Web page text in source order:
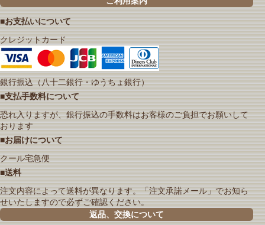
■お支払いについて
クレジットカード
銀行振込（八十二銀行・ゆうちょ銀行）
■支払手数料について
恐れ入りますが、銀行振込の手数料はお客様のご負担でお願いして
おります
■お届けについて
クール宅急便
■送料
注文内容によって送料が異なります。「注文承諾メール」でお知ら
せいたしますので必ずご確認ください。
返品、交換について